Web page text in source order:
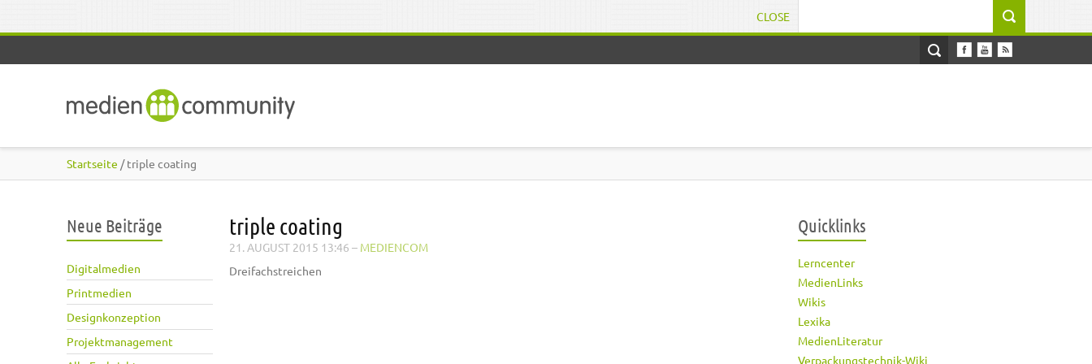
CLOSE
Startseite / triple coating
Neue Beiträge
Digitalmedien
Printmedien
Designkonzeption
Projektmanagement
triple coating
21. AUGUST 2015 13:46 – MEDIENCOM
Dreifachstreichen
Quicklinks
Lerncenter
MedienLinks
Wikis
Lexika
MedienLiteratur
Verpackungstechnik-Wiki